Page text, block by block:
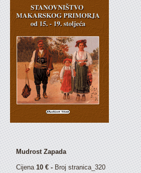
Mudrost Zapada
Cijena10 € -Broj stranica_320